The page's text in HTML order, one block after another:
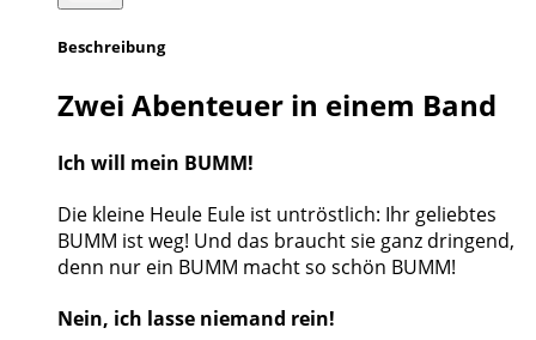
Beschreibung
Zwei Abenteuer in einem Band
Ich will mein BUMM!
Die kleine Heule Eule ist untröstlich: Ihr geliebtes
BUMM ist weg! Und das braucht sie ganz dringend,
denn nur ein BUMM macht so schön BUMM!
Nein, ich lasse niemand rein!